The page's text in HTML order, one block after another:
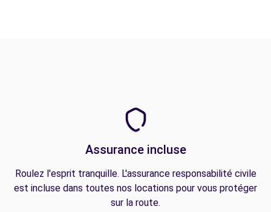
Assurance incluse
Roulez l'esprit tranquille. L'assurance responsabilité civile
est incluse dans toutes nos locations pour vous protéger
sur la route.